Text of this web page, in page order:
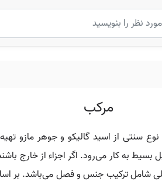
مرکب
از اسید گالیکو و جوهر مازو
به کار می‌رود. اگر اجزاء از خارج
ترکیب جنس و فصل می‌باشد. بر